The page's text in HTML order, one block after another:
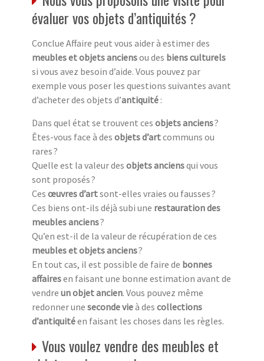
évaluer vos objets d’antiquités ?
Conclue Affaire peut vous aider à estimer des
meubles et objets anciensou des biens culturels
si vous avez besoin d’aide. Vous pouvez par
exemple vous poser les questions suivantes avant
d’acheter des objets d’antiquité :
Dans quel état se trouvent ces objets anciens?
Êtes-vous face à des objets d’artcommuns ou
rares ?
Quelle est la valeur des objets anciensqui vous
sont proposés ?
Ces œuvres d’artsont-elles vraies ou fausses ?
Ces biens ont-ils déjà subi une restauration des
meubles anciens?
Qu’en est-il de la valeur de récupération de ces
meubles et objets anciens?
En tout cas, il est possible de faire de bonnes
affairesen faisant une bonne estimation avant de
vendre un objet ancien. Vous pouvez même
redonner une seconde vieà des collections
d’antiquitéen faisant les choses dans les règles.
Vous voulez vendre des meubles et